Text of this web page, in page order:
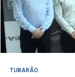
TUBARÃO